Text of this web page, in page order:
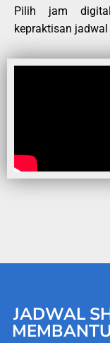
Pilih jam
kepraktisan
JADWAL